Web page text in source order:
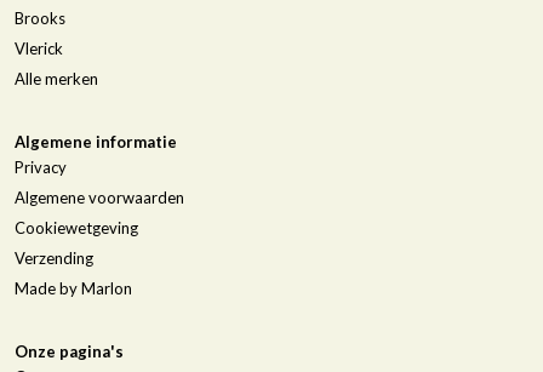
Brooks
Vlerick
Alle merken
Algemene informatie
Privacy
Algemene voorwaarden
Cookiewetgeving
Verzending
Made by Marlon
Onze pagina's